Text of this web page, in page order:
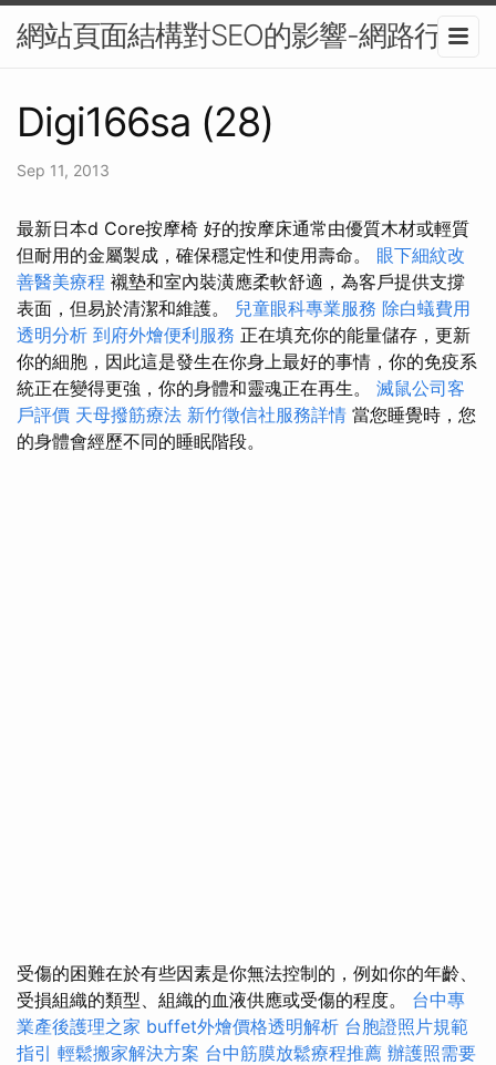
網站頁面結構對SEO的影響-網路行銷
Digi166sa (28)
Sep 11, 2013
最新日本d Core按摩椅 好的按摩床通常由優質木材或輕質
但耐用的金屬製成，確保穩定性和使用壽命。 眼下細紋改
善醫美療程 襯墊和室內裝潢應柔軟舒適，為客戶提供支撐
表面，但易於清潔和維護。 兒童眼科專業服務 除白蟻費用
透明分析 到府外燴便利服務 正在填充你的能量儲存，更新
你的細胞，因此這是發生在你身上最好的事情，你的免疫系
統正在變得更強，你的身體和靈魂正在再生。 滅鼠公司客
戶評價 天母撥筋療法 新竹徵信社服務詳情 當您睡覺時，您
的身體會經歷不同的睡眠階段。
受傷的困難在於有些因素是你無法控制的，例如你的年齡、
受損組織的類型、組織的血液供應或受傷的程度。 台中專
業產後護理之家 buffet外燴價格透明解析 台胞證照片規範
指引 輕鬆搬家解決方案 台中筋膜放鬆療程推薦 辦護照需要